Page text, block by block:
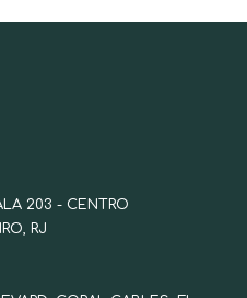
203 - CENTRO
RJ